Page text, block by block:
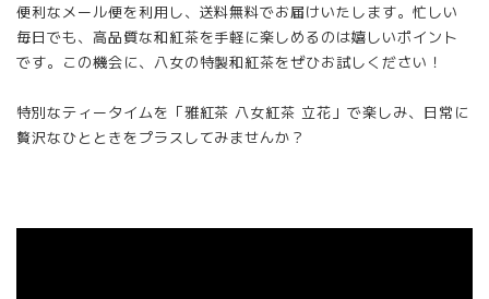
便利なメール便を利用し、送料無料でお届けいたします。忙しい
毎日でも、高品質な和紅茶を手軽に楽しめるのは嬉しいポイント
です。この機会に、八女の特製和紅茶をぜひお試しください！
特別なティータイムを「雅紅茶 八女紅茶 立花」で楽しみ、日常に
贅沢なひとときをプラスしてみませんか？